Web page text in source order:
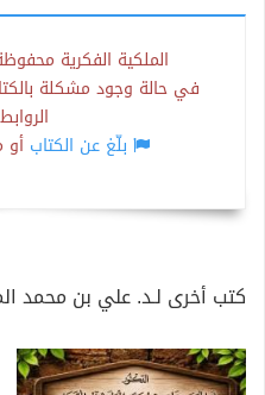
الملكية الفكرية
في حالة وجود مشكلة
بلّغ عن الكتاب أو
كتب أخرى لـد. علي بن محمد